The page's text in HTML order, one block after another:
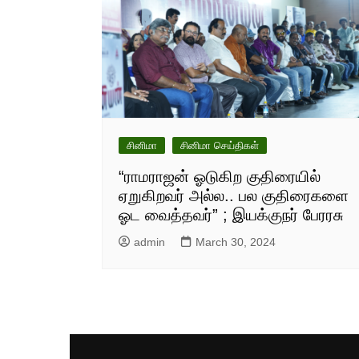
சினிமா சினிமா செய்திகள்
“ராமராஜன் ஓடுகிற குதிரையில்
ஏறுகிறவர் அல்ல.. பல குதிரைகளை
ஓட வைத்தவர்” ; இயக்குநர் பேரரசு
admin March 30, 2024